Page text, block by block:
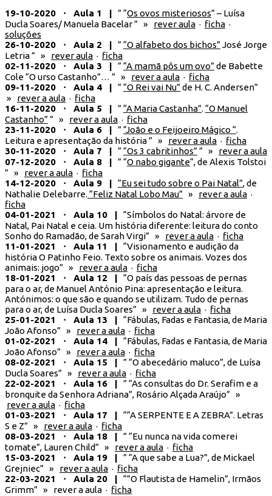
19-10-2020 ⋅ Aula 1 | ” “Os ovos misteriosos” – Luísa
Ducla Soares/ Manuela Bacelar ” » rever aula · ficha ·
soluções
26-10-2020 ⋅ Aula 2 | ” “O alfabeto dos bichos” José Jorge
Letria ” » rever aula · ficha
02-11-2020 ⋅ Aula 3 | ” “A mamã pôs um ovo” de Babette
Cole “O urso Castanho”… ” » rever a aula · ficha
09-11-2020 ⋅ Aula 4 | ” “O Rei vai Nu” de H. C. Andersen”
» rever a aula · ficha
16-11-2020 ⋅ Aula 5 | ” “A Maria Castanha”. “O Manuel
Castanho” ” » rever a aula · ficha
23-11-2020 ⋅ Aula 6 | ” “João e o Feijoeiro Mágico “.
Leitura e apresentação da história ” » rever a aula · ficha
30-11-2020 ⋅ Aula 7 | ” “Os 3 cabritinhos” ” » rever a aula
07-12-2020 ⋅ Aula 8 | ” “O nabo gigante“, de Alexis Tolstoi
” » rever a aula · ficha
14-12-2020 ⋅ Aula 9 | “Eu sei tudo sobre o Pai Natal”, de
Nathalie Delebarre. “Feliz Natal Lobo Mau” » rever a aula ·
ficha
04-01-2021 ⋅ Aula 10 | “Símbolos do Natal: árvore de
Natal, Pai Natal e ceia. Um história diferente: leitura do conto
Sonho do Ramadão, de Sarah Virgi” » rever a aula · ficha
11-01-2021 ⋅ Aula 11 | “Visionamento e audição da
história O Patinho Feio. Texto sobre os animais. Vozes dos
animais: jogo” » rever a aula · ficha
18-01-2021 ⋅ Aula 12 | “O país das pessoas de pernas
para o ar, de Manuel António Pina: apresentação e leitura.
Antónimos: o que são e quando se utilizam. Tudo de pernas
para o ar, de Luísa Ducla Soares” » rever a aula · ficha
25-01-2021 ⋅ Aula 13 | “Fábulas, Fadas e Fantasia, de Maria
João Afonso” » rever a aula · ficha
01-02-2021 ⋅ Aula 14 | “Fábulas, Fadas e Fantasia, de Maria
João Afonso” » rever a aula · ficha
08-02-2021 ⋅ Aula 15 | ” “O abecedário maluco”, de Luísa
Ducla Soares” » rever a aula · ficha
22-02-2021 ⋅ Aula 16 | ” “As consultas do Dr. Serafim e a
bronquite da Senhora Adriana”, Rosário Alçada Araújo” »
rever a aula · ficha
01-03-2021 ⋅ Aula 17 | ““A SERPENTE E A ZEBRA”. Letras
S e Z” » rever a aula · ficha
08-03-2021 ⋅ Aula 18 | ” “Eu nunca na vida comerei
tomate”, Lauren Child” » rever a aula · ficha
15-03-2021 ⋅ Aula 19 | ” “A que sabe a Lua?”, de Mickael
Grejniec” » rever a aula · ficha
22-03-2021 ⋅ Aula 20 | “”O Flautista de Hamelin”, Irmãos
Grimm” » rever a aula · ficha